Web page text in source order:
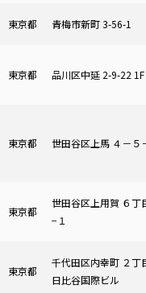
東京都 青梅市新町 3-56-1
東京都 品川区中延 2-9-22 1F
東京都 世田谷区上馬 ４－５
東京都
世田谷区上用賀 ６丁
−１
東京都
千代田区内幸町 ２丁
日比谷国際ビル